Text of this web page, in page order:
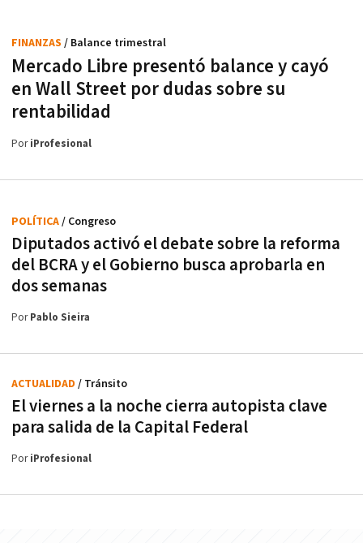
Mercado Libre presentó balance y cayó
en Wall Street por dudas sobre su
rentabilidad
FINANZAS / Balance trimestral
PoriProfesional
Diputados activó el debate sobre la reforma
del BCRA y el Gobierno busca aprobarla en
dos semanas
POLÍTICA/ Congreso
PorPablo Sieira
El viernes a la noche cierra autopista clave
para salida de la Capital Federal
ACTUALIDAD / Tránsito
PoriProfesional